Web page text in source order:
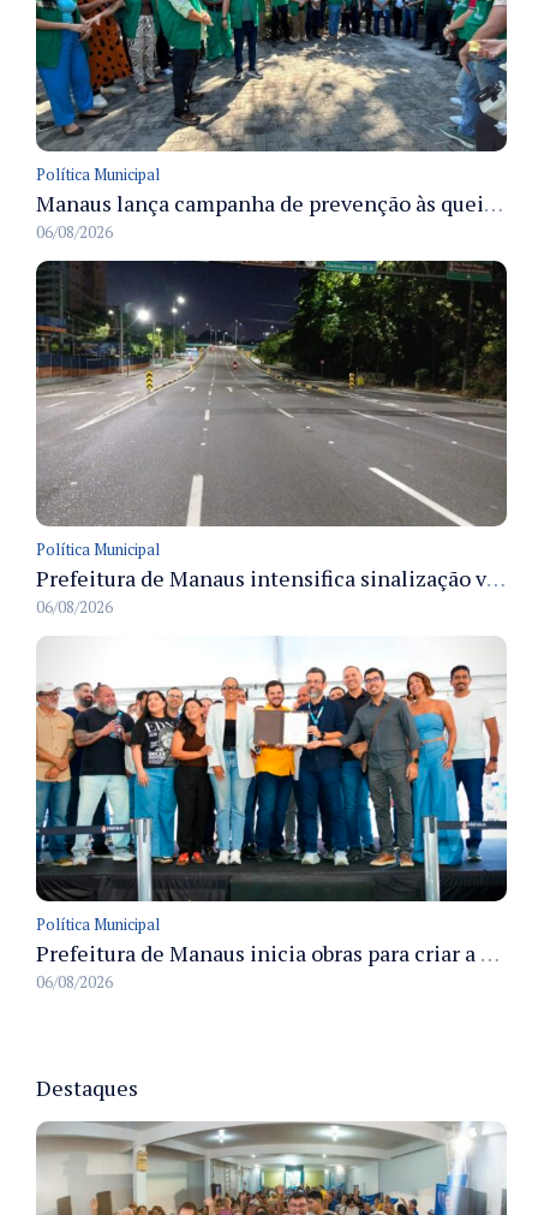
Política Municipal
Manaus lança campanha de prevenção às queimadas no verão amazônico com comitê integrado
06/08/2026
Política Municipal
Prefeitura de Manaus intensifica sinalização viária em diversos bairros para organizar o trânsito e reduzir sinistros
06/08/2026
Política Municipal
Prefeitura de Manaus inicia obras para criar a primeira Rua Gastronômica de Manaus na Ferreira Pena
06/08/2026
Destaques